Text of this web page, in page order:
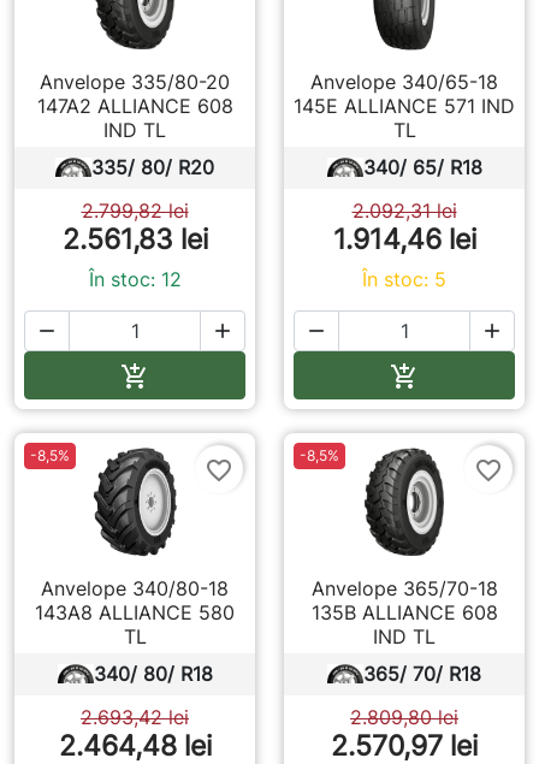
Anvelope 335/80-20
147A2 ALLIANCE 608
IND TL
335/ 80/ R20
2.561,83 lei
2.799,82 lei
În stoc: 12
 

Anvelope 340/65-18
145E ALLIANCE 571 IND
TL
340/ 65/ R18
1.914,46 lei
2.092,31 lei
În stoc: 5
 

-8,5%
favorite_border
Anvelope 340/80-18
143A8 ALLIANCE 580
TL
340/ 80/ R18
2.464,48 lei
2.693,42 lei
-8,5%
favorite_border
Anvelope 365/70-18
135B ALLIANCE 608
IND TL
365/ 70/ R18
2.570,97 lei
2.809,80 lei